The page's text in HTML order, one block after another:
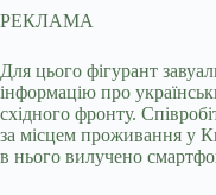
РЕКЛАМА
Для цього фігурант
інформацію про
східного фронту.
за місцем проживання у
в нього вилучено